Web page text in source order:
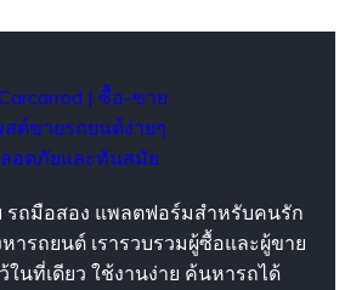
รถมือสอง แพลตฟอร์มสำหรับคนรัก
ารถยนต์ เรารวบรวมผู้ซื้อและผู้ขาย
ในที่เดียว ใช้งานง่าย ค้นหารถได้